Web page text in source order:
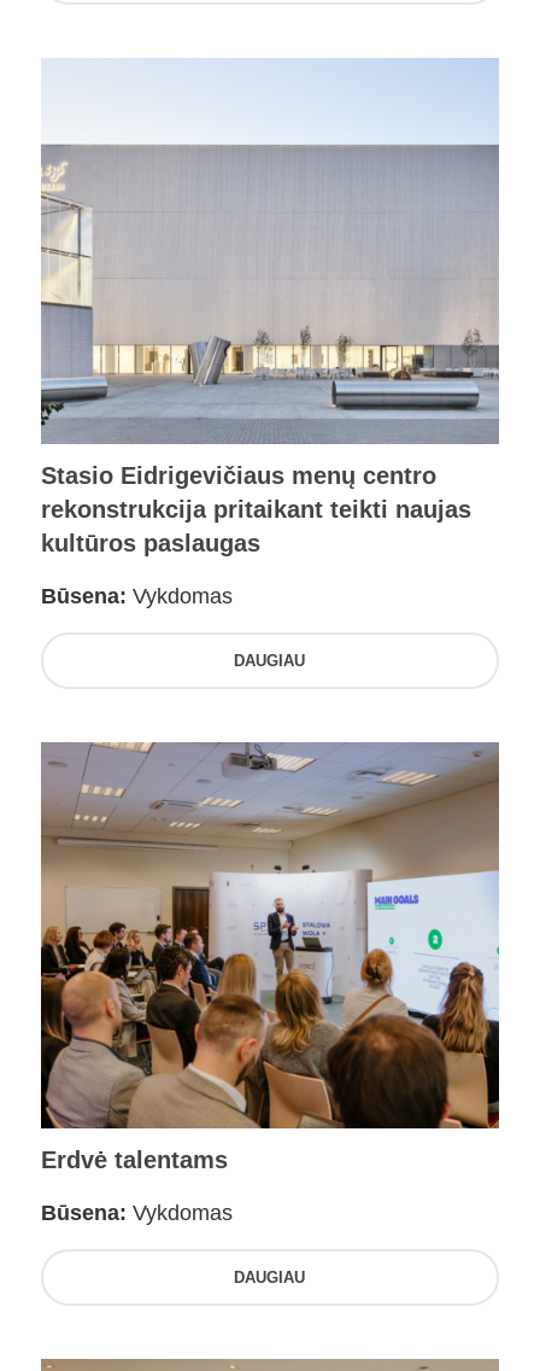
Stasio Eidrigevičiaus menų centro
rekonstrukcija pritaikant teikti naujas
kultūros paslaugas
Būsena: Vykdomas
DAUGIAU
Erdvė talentams
Būsena: Vykdomas
DAUGIAU